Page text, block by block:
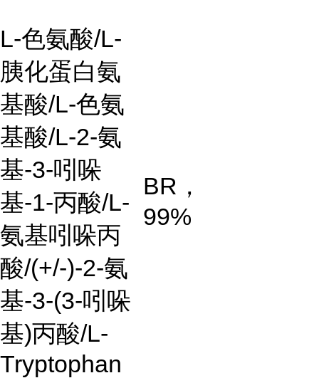
L-色氨酸/L-
胰化蛋白氨
基酸/L-色氨
基酸/L-2-氨
基-3-吲哚
基-1-丙酸/L-
氨基吲哚丙
酸/(+/-)-2-氨
基-3-(3-吲哚
基)丙酸/L-
Tryptophan
BR，
99%